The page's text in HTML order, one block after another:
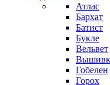
Атлас
Бархат
Батист
Букле
Вельвет
Гобелен
Горох